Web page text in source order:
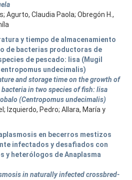
Agurto, Claudia Paola; Obregón H.,
y tiempo de almacenamiento
de bacterias productoras de
de pescado: lisa (Mugil
undecimalis)
and storage time on the growth of
in two species of fish: lisa
(Centropomus undecimalis)
Izquierdo, Pedro; Allara, María y
en becerros mestizos
infectados y desafiados con
y heterólogos de Anaplasma
in naturally infected crossbred-